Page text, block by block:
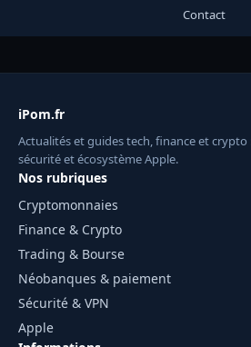
Contact
iPom.fr
Actualités et guides tech, finance et
sécurité et écosystème Apple.
Nos rubriques
Cryptomonnaies
Finance & Crypto
Trading & Bourse
Néobanques & paiement
Sécurité & VPN
Apple